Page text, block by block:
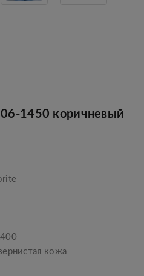
1450 коричневый
кожа